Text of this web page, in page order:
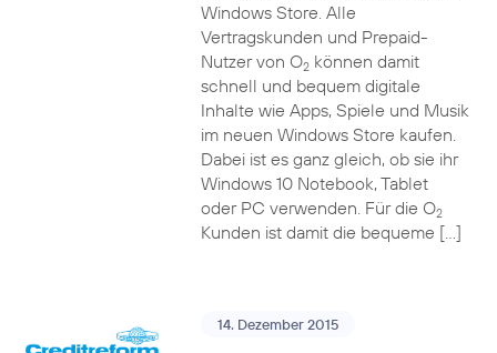
Windows Store. Alle
Vertragskunden und Prepaid-
Nutzer von O2können damit
schnell und bequem digitale
Inhalte wie Apps, Spiele und Musik
im neuen Windows Store kaufen.
Dabei ist es ganz gleich, ob sie ihr
Windows 10 Notebook, Tablet
oder PC verwenden. Für die O2
Kunden ist damit die bequeme […]
14. Dezember 2015